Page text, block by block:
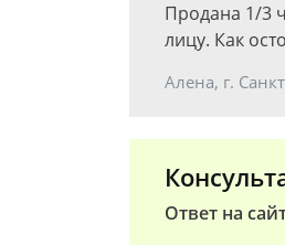
Продана 1/3
лицу. Как
Алена, г.
Ответ на